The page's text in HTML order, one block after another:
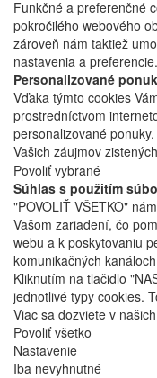
Funkčné a preferenčné
pokročilého webového
zároveň nám taktiež
nastavenia a preferencie.
Personalizované
Vďaka týmto cookies
prostredníctvom
personalizované
Vašich záujmov
Povoliť vybrané
Súhlas s použitím
"POVOLIŤ VŠETKO"
Vašom zariadení, čo
webu a k poskytovaniu
komunikačných
Kliknutím na tlačidlo
jednotlivé typy cookies.
Viac sa dozviete v našich
Povoliť všetko
Nastavenie
Iba nevyhnutné